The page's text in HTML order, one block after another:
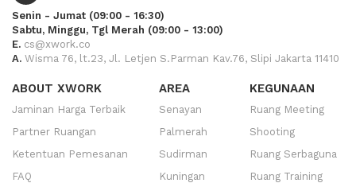
Senin - Jumat (09:00 - 16:30)
Sabtu, Minggu, Tgl Merah (09:00 - 13:00)
E. cs@xwork.co
A. Wisma 76, lt.23, Jl. Letjen S.Parman Kav.76, Slipi Jakarta 11410
ABOUT XWORK
Jaminan Harga Terbaik
Partner Ruangan
Ketentuan Pemesanan
FAQ
AREA
Senayan
Palmerah
Sudirman
Kuningan
KEGUNAAN
Ruang Meeting
Shooting
Ruang Serbaguna
Ruang Training